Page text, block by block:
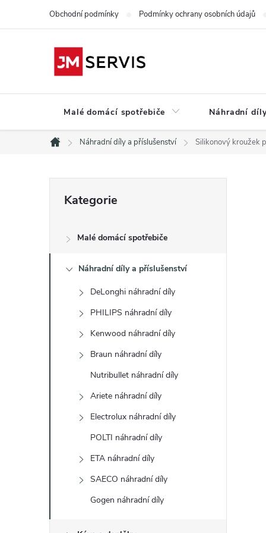
Obchodní podmínky Podmínky ochrany osobních údajů
Malé domácí spotřebiče Náhradní
Domů
Náhradní díly a příslušenství Silikonový kroužek
s
n
kategorie
Kategorie
Malé domácí spotřebiče
Náhradní díly a příslušenství
DeLonghi náhradní díly
PHILIPS náhradní díly
Kenwood náhradní díly
Braun náhradní díly
Nutribullet náhradní díly
Ariete náhradní díly
Electrolux náhradní díly
POLTI náhradní díly
ETA náhradní díly
SAECO náhradní díly
Gogen náhradní díly